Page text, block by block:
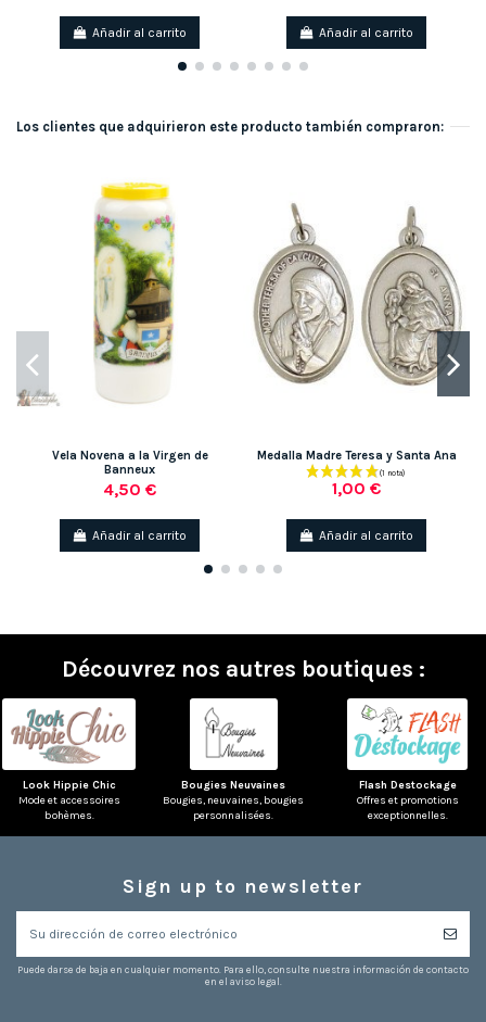
Añadir al carrito Añadir al carrito
Los clientes que adquirieron este producto también compraron:
Vela Novena a la Virgen de
Banneux
4,50 €
Añadir al carrito
Medalla Madre Teresa y Santa Ana
1,00 €
Añadir al carrito
Découvrez nos autres boutiques :
Look Hippie Chic
Mode et accessoires
bohèmes.
Bougies Neuvaines
Bougies, neuvaines, bougies
personnalisées.
Flash Destockage
Offres et promotions
exceptionnelles.
Sign up to newsletter
Puede darse de baja en cualquier momento. Para ello, consulte nuestra información de contacto
en el aviso legal.